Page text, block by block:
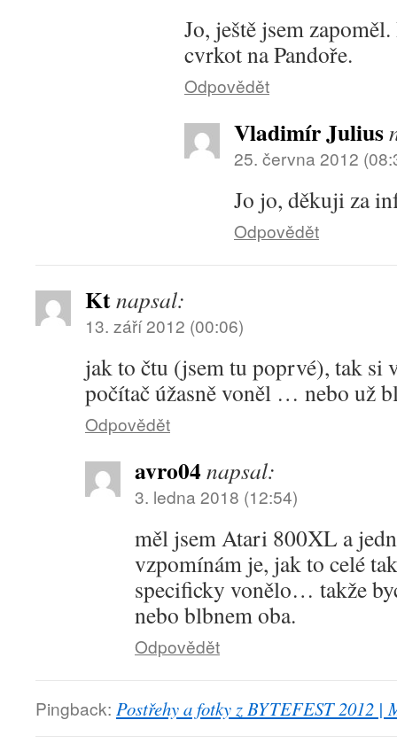
Jo, ještě jsem
cvrkot na Pandoře.
Odpovědět
Vladimír Julius
25. června 2012
Jo jo, děkuji za
Odpovědět
Ktnapsal:
13. září 2012 (00:06)
jak to čtu (jsem tu poprvé), tak si
počítač úžasně voněl … nebo už
Odpovědět
avro04napsal:
3. ledna 2018 (12:54)
měl jsem Atari 800XL a
vzpomínám je, jak to celé
specificky vonělo… takže
nebo blbnem oba.
Odpovědět
Pingback: Postřehy a fotky z BYTEFEST 2012 |